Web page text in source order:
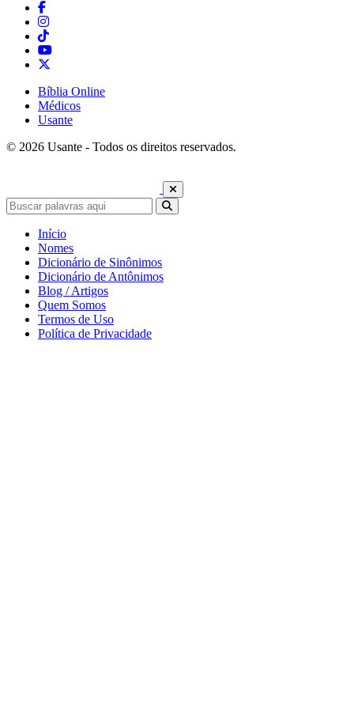
Bíblia Online
Médicos
Usante
© 2026 Usante - Todos os direitos reservados.
Início
Nomes
Dicionário de Sinônimos
Dicionário de Antônimos
Blog / Artigos
Quem Somos
Termos de Uso
Política de Privacidade